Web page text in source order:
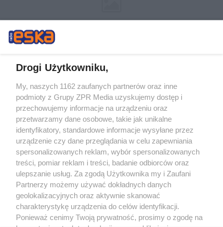
Żaden utwór zamieszczony w serwisie nie może być powielany i
rozpowszechniany lub dalej rozpowszechniany w jakikolwiek sposób (w
tym także elektroniczny lub mechaniczny) na jakimkolwiek polu
eksploatacji w jakiejkolwiek formie, włącznie z umieszczaniem w Internecie
bez pisemnej zgody właściciela praw. Jakiekolwiek użycie lub
wykorzystanie utworów w całości lub w części z naruszeniem prawa, tzn.
bez właściwej zgody, jest zabronione pod groźbą kary i może być ścigane
prawnie.
O nas
Drogi Użytkowniku,
My, naszych 1162 zaufanych partnerów oraz inne
podmioty z Grupy ZPR Media uzyskujemy dostęp i
przechowujemy informacje na urządzeniu oraz
przetwarzamy dane osobowe, takie jak unikalne
identyfikatory, standardowe informacje wysyłane przez
urządzenie czy dane przeglądania w celu zapewniania
spersonalizowanych reklam, wybór spersonalizowanych
treści, pomiar reklam i treści, badanie odbiorców oraz
ulepszanie usług. Za zgodą Użytkownika my i Zaufani
Partnerzy możemy używać dokładnych danych
geolokalizacyjnych oraz aktywnie skanować
charakterystykę urządzenia do celów identyfikacji.
Ponieważ cenimy Twoją prywatność, prosimy o zgodę na